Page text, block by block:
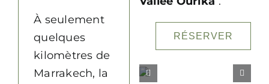
À seulement
quelques
kilomètres de
Marrakech, la
RÉSERVER